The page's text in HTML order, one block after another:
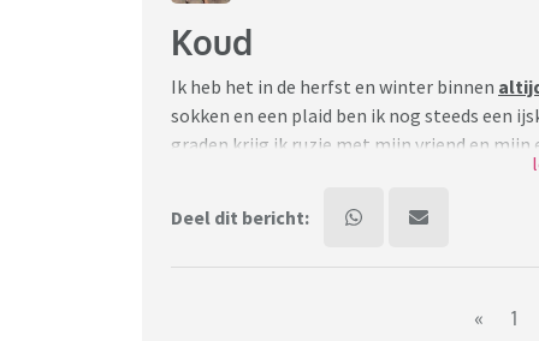
Koud
Ik heb het in de herfst en winter binnen
sokken en een plaid ben ik nog steeds een
graden krijg ik ruzie met mijn vriend en
Deel dit bericht:
« 1